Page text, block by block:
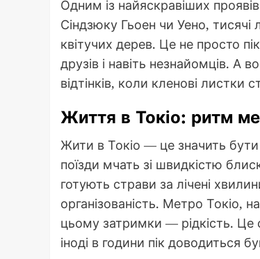
Одним із найяскравіших
Сіндзюку Гьоен чи Уено,
квітучих дерев. Це не просто
друзів і навіть незнайомців. А
відтінків, коли кленові
Життя в Токіо: ритм
Жити в Токіо — це значить
поїзди мчать зі швидкістю
готують страви за лічені
організованість. Метро Токіо,
цьому затримки — рідкість.
іноді в години пік доводиться